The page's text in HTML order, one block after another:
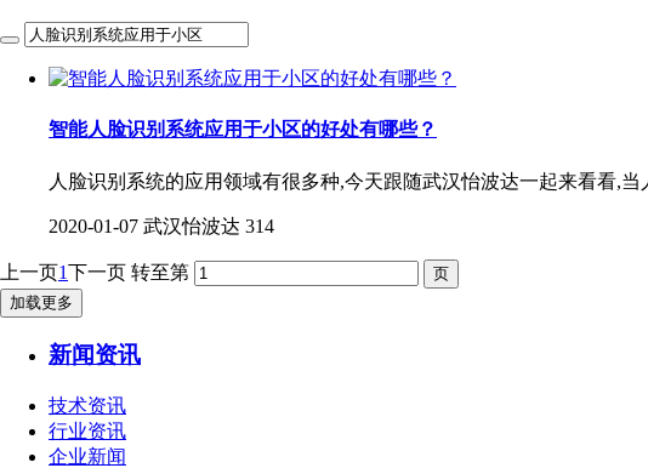
智能人脸识别系统应用于小区的好处有哪些？
人脸识别系统的应用领域有很多种,今天跟随武汉怡波达一起来看看,
2020-01-07 武汉怡波达 314
上一页1下一页 转至第
加载更多
新闻资讯
技术资讯
行业资讯
企业新闻